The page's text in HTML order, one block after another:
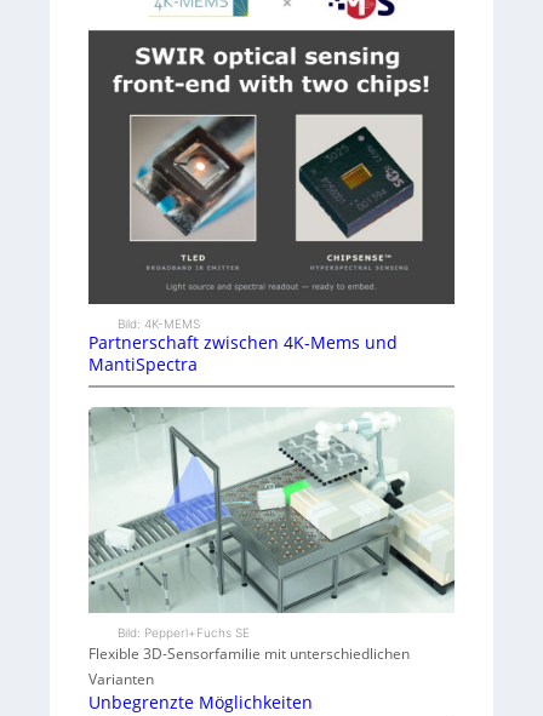
Bild: 4K-MEMS
Partnerschaft zwischen 4K-Mems und
MantiSpectra
Bild: Pepperl+Fuchs SE
Flexible 3D-Sensorfamilie mit unterschiedlichen
Varianten
Unbegrenzte Möglichkeiten